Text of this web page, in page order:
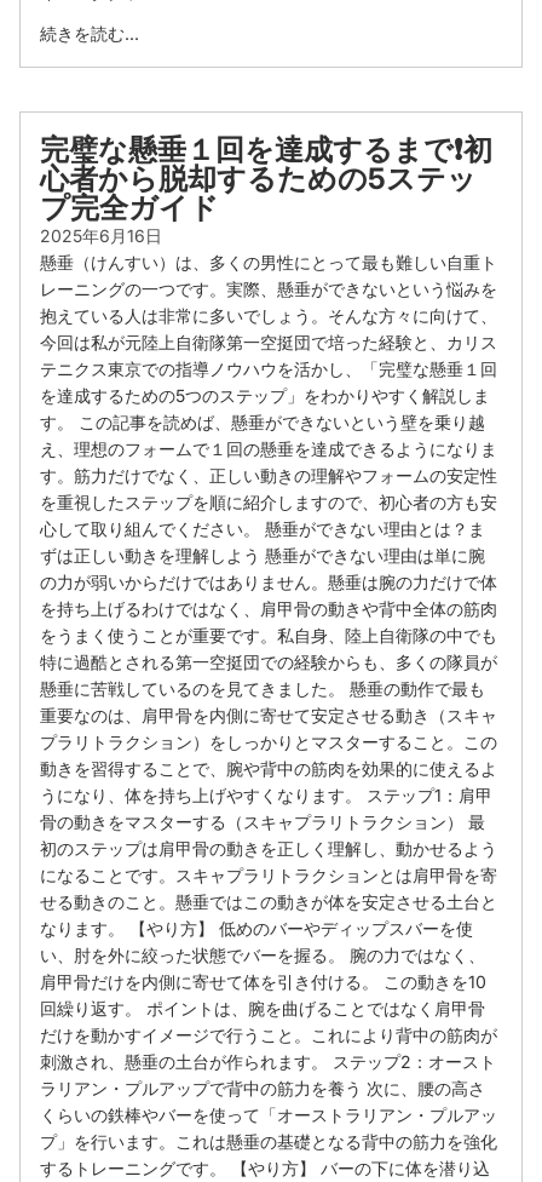
続きを読む...
完璧な懸垂１回を達成するまで❗️初
心者から脱却するための5ステッ
プ完全ガイド
2025年6月16日
懸垂（けんすい）は、多くの男性にとって最も難しい自重ト
レーニングの一つです。実際、懸垂ができないという悩みを
抱えている人は非常に多いでしょう。そんな方々に向けて、
今回は私が元陸上自衛隊第一空挺団で培った経験と、カリス
テニクス東京での指導ノウハウを活かし、「完璧な懸垂１回
を達成するための5つのステップ」をわかりやすく解説しま
す。 この記事を読めば、懸垂ができないという壁を乗り越
え、理想のフォームで１回の懸垂を達成できるようになりま
す。筋力だけでなく、正しい動きの理解やフォームの安定性
を重視したステップを順に紹介しますので、初心者の方も安
心して取り組んでください。 懸垂ができない理由とは？ま
ずは正しい動きを理解しよう 懸垂ができない理由は単に腕
の力が弱いからだけではありません。懸垂は腕の力だけで体
を持ち上げるわけではなく、肩甲骨の動きや背中全体の筋肉
をうまく使うことが重要です。私自身、陸上自衛隊の中でも
特に過酷とされる第一空挺団での経験からも、多くの隊員が
懸垂に苦戦しているのを見てきました。 懸垂の動作で最も
重要なのは、肩甲骨を内側に寄せて安定させる動き（スキャ
プラリトラクション）をしっかりとマスターすること。この
動きを習得することで、腕や背中の筋肉を効果的に使えるよ
うになり、体を持ち上げやすくなります。 ステップ1：肩甲
骨の動きをマスターする（スキャプラリトラクション） 最
初のステップは肩甲骨の動きを正しく理解し、動かせるよう
になることです。スキャプラリトラクションとは肩甲骨を寄
せる動きのこと。懸垂ではこの動きが体を安定させる土台と
なります。 【やり方】 低めのバーやディップスバーを使
い、肘を外に絞った状態でバーを握る。 腕の力ではなく、
肩甲骨だけを内側に寄せて体を引き付ける。 この動きを10
回繰り返す。 ポイントは、腕を曲げることではなく肩甲骨
だけを動かすイメージで行うこと。これにより背中の筋肉が
刺激され、懸垂の土台が作られます。 ステップ2：オースト
ラリアン・プルアップで背中の筋力を養う 次に、腰の高さ
くらいの鉄棒やバーを使って「オーストラリアン・プルアッ
プ」を行います。これは懸垂の基礎となる背中の筋力を強化
するトレーニングです。 【やり方】 バーの下に体を潜り込